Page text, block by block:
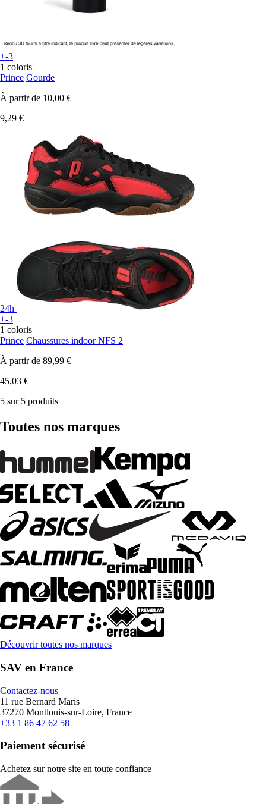
+-3
1 coloris
Prince Gourde
À partir de 10,00 €
9,29 €
24h
+-3
1 coloris
Prince Chaussures indoor NFS 2
À partir de 89,99 €
45,03 €
5 sur 5 produits
Toutes nos marques
Découvrir toutes nos marques
SAV en France
Contactez-nous
11 rue Bernard Maris
37270 Montlouis-sur-Loire, France
+33 1 86 47 62 58
Paiement sécurisé
Achetez sur notre site en toute confiance